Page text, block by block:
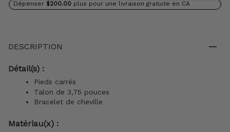
Dépenser $200.00 plus pour une livraison gratuite en CA
DESCRIPTION
Détail(s) :
Pieds carrés
Talon de 3,75 pouces
Bracelet de cheville
Matériau(x) :